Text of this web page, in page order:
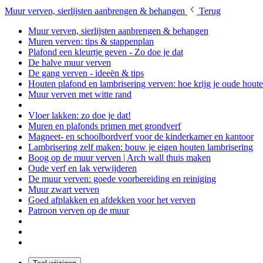
Muur verven, sierlijsten aanbrengen & behangen
Terug
Muur verven, sierlijsten aanbrengen & behangen
Muren verven: tips & stappenplan
Plafond een kleurtje geven - Zo doe je dat
De halve muur verven
De gang verven - ideeën & tips
Houten plafond en lambrisering verven: hoe krijg je oude
Muur verven met witte rand
Vloer lakken: zo doe je dat!
Muren en plafonds primen met grondverf
Magneet- en schoolbordverf voor de kinderkamer en kantoor
Lambrisering zelf maken: bouw je eigen houten lambrisering
Boog op de muur verven | Arch wall thuis maken
Oude verf en lak verwijderen
De muur verven: goede voorbereiding en reiniging
Muur zwart verven
Goed afplakken en afdekken voor het verven
Patroon verven op de muur